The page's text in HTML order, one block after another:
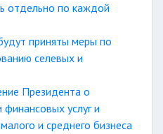
отдельно по каждой
приняты меры по
селевых и
Президента о
услуг и
и среднего бизнеса